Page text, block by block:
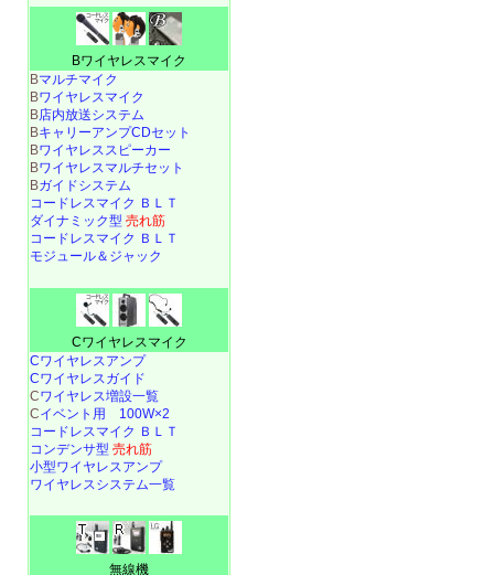
Bワイヤレスマイク
Bマルチマイク
Bワイヤレスマイク
B店内放送システム
BキャリーアンプCDセット
Bワイヤレススピーカー
Bワイヤレスマルチセット
Bガイドシステム
コードレスマイク ＢＬＴ
ダイナミック型 売れ筋
コードレスマイク ＢＬＴ
モジュール＆ジャック
Cワイヤレスマイク
Cワイヤレスアンプ
Cワイヤレスガイド
Cワイヤレス増設一覧
Cイベント用 100W×2
コードレスマイク ＢＬＴ
コンデンサ型 売れ筋
小型ワイヤレスアンプ
ワイヤレスシステム一覧
無線機